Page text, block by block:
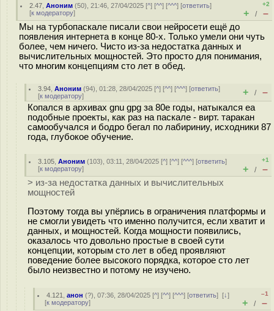
2.47 ,Аноним (50), 21:46, 27/04/2025 [^] [^^] [^^^] [ответить]
[к модератору]
+2
+ / –
Мы на турбопаскале писали свои нейросети ещё до
появления интернета в конце 80-х. Только умели они чуть
более, чем ничего. Чисто из-за недостатка данных и
вычислительных мощностей. Это просто для понимания,
что многим концепциям сто лет в обед.
3.94 ,Аноним (94), 01:28, 28/04/2025 [^] [^^] [^^^] [ответить]
[к модератору] + / –
Копался в архивах gnu gpg за 80е годы, натыкался еа
подобные проекты, как раз на паскале - вирт. таракан
самообучался и бодро бегал по лабириниу, исходники 87
года, глубокое обучение.
3.105 ,Аноним (103), 03:11, 28/04/2025 [^] [^^] [^^^] [ответить]
[к модератору]
+1
+ / –
> из-за недостатка данных и вычислительных
мощностей
Поэтому тогда вы упёрлись в ограничения платформы и
не смогли увидеть что именно получится, если хватит и
данных, и мощностей. Когда мощности появились,
оказалось что довольно простые в своей сути
концепции, которым сто лет в обед проявляют
поведение более высокого порядка, которое сто лет
было неизвестно и потому не изучено.
4.121 ,анон (?), 07:36, 28/04/2025 [^] [^^] [^^^] [ответить][↓]
[к модератору]
–1
+ / –